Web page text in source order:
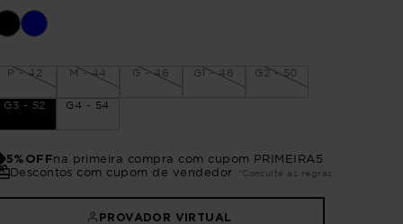
P - 42 M - 44 G - 46 G1 - 48 G2 - 50
G3 - 52 G4 - 54
5%OFFna primeira compra com cupom PRIMEIRA5
Descontos com cupom de vendedor
*Consulte as regras
PROVADOR VIRTUAL